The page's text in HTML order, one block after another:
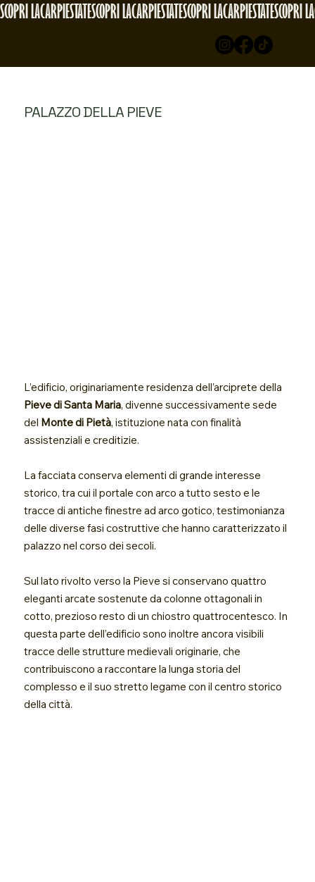
SCOPRI LACARPIESTATE
PALAZZO DELLA PIEVE
L’edificio, originariamente residenza dell’arciprete della
Pieve di Santa Maria, divenne successivamente sede
del Monte di Pietà, istituzione nata con finalità
assistenziali e creditizie.
La facciata conserva elementi di grande interesse
storico, tra cui il portale con arco a tutto sesto e le
tracce di antiche finestre ad arco gotico, testimonianza
delle diverse fasi costruttive che hanno caratterizzato il
palazzo nel corso dei secoli.
Sul lato rivolto verso la Pieve si conservano quattro
eleganti arcate sostenute da colonne ottagonali in
cotto, prezioso resto di un chiostro quattrocentesco. In
questa parte dell’edificio sono inoltre ancora visibili
tracce delle strutture medievali originarie, che
contribuiscono a raccontare la lunga storia del
complesso e il suo stretto legame con il centro storico
della città.